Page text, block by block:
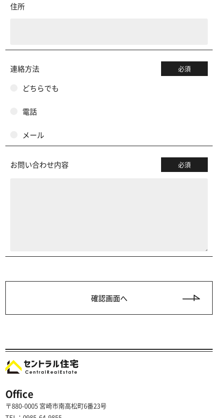
住所
連絡方法 必須
どちらでも
電話
メール
お問い合わせ内容 必須
Office
〒880-0005 宮崎市南高松町6番23号